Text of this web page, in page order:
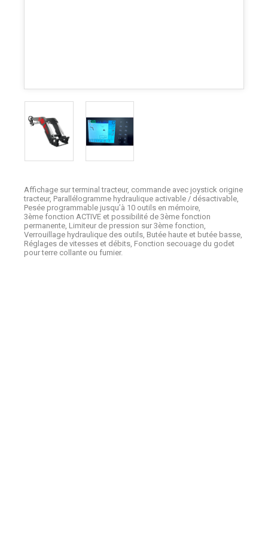
Affichage sur terminal tracteur, commande avec joystick origine
tracteur, Parallélogramme hydraulique activable / désactivable,
Pesée programmable jusqu’à 10 outils en mémoire,
3ème fonction ACTIVE et possibilité de 3ème fonction
permanente, Limiteur de pression sur 3ème fonction,
Verrouillage hydraulique des outils, Butée haute et butée basse,
Réglages de vitesses et débits, Fonction secouage du godet
pour terre collante ou fumier.